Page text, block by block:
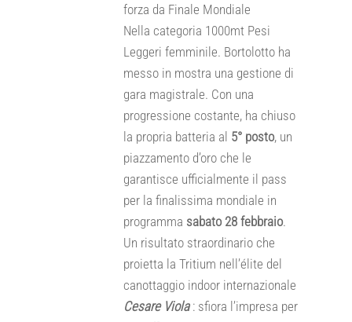
forza da Finale Mondiale
Nella categoria 1000mt Pesi
Leggeri femminile. Bortolotto ha
messo in mostra una gestione di
gara magistrale. Con una
progressione costante, ha chiuso
la propria batteria al 5° posto, un
piazzamento d’oro che le
garantisce ufficialmente il pass
per la finalissima mondiale in
programma sabato 28 febbraio.
Un risultato straordinario che
proietta la Tritium nell’élite del
canottaggio indoor internazionale
Cesare Viola: sfiora l’impresa per